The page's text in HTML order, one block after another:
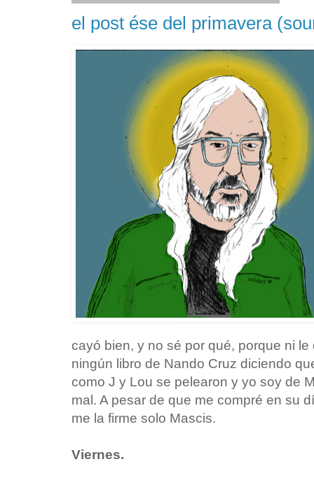
el post ése del primavera
cayó bien, y no sé por qué, porque ni
ningún libro de Nando Cruz diciendo
como J y Lou se pelearon y yo soy de
mal. A pesar de que me compré en su
me la firme solo Mascis.
Viernes.